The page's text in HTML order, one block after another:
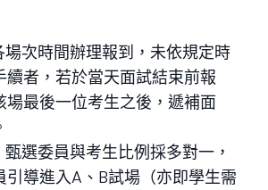
次時間辦理報到，未依規定時
續者，若於當天面試結束前報
場最後一位考生之後，遞補面
選委員與考生比例採多對一，
引導進入A、B試場（亦即學生需